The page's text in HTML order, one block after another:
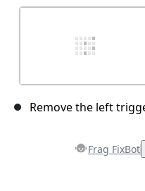
Remove the left
Frag FixBot